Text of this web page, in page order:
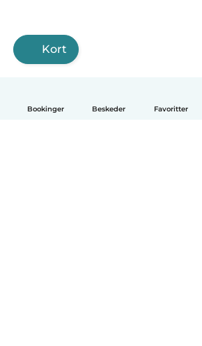
Bookinger Beskeder Favoritter
Kort